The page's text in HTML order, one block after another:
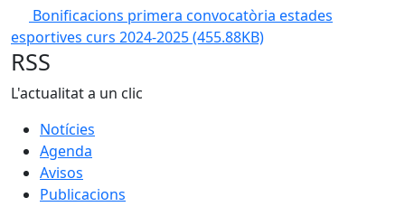
Bonificacions primera convocatòria estades
esportives curs 2024-2025(455.88KB)
RSS
L'actualitat a un clic
Notícies
Agenda
Avisos
Publicacions